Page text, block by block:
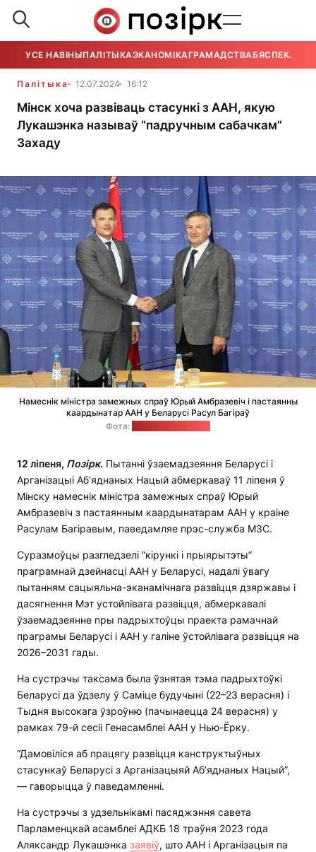
УСЕ НАВІНЫПАЛІТЫКАЭКАНОМІКАГРАМАДСТВАБЯСПЕКА
Палітыка 12.07.2024 16:12
Мінск хоча развіваць стасункі з ААН, якую
Лукашэнка называў “падручным сабачкам”
Захаду
Намеснік міністра замежных спраў Юрый Амбразевіч і пастаянны
каардынатар ААН у Беларусі Расул Багіраў
Фота:
12 ліпеня, Позірк. Пытанні ўзаемадзеяння Беларусі і
Арганізацыі Аб’яднаных Нацый абмеркаваў 11 ліпеня ў
Мінску намеснік міністра замежных спраў Юрый
Амбразевіч з пастаянным каардынатарам ААН у краіне
Расулам Багіравым, паведамляе прэс-служба МЗС.
Суразмоўцы разгледзелі “кірункі і прыярытэты”
праграмнай дзейнасці ААН у Беларусі, надалі ўвагу
пытанням сацыяльна-эканамічнага развіцця дзяржавы і
дасягнення Мэт устойлівага развіцця, абмеркавалі
ўзаемадзеянне пры падрыхтоўцы праекта рамачнай
праграмы Беларусі і ААН у галіне ўстойлівага развіцця на
2026–2031 гады.
На сустрэчы таксама была ўзнятая тэма падрыхтоўкі
Беларусі да ўдзелу ў Саміце будучыні (22–23 верасня) і
Тыдня высокага ўзроўню (пачынаецца 24 верасня) у
рамках 79-й сесіі Генасамблеі ААН у Нью-Ёрку.
“Дамовіліся аб працягу развіцця канструктыўных
стасункаў Беларусі з Арганізацыяй Аб’яднаных Нацый”,
— гаворыцца ў паведамленні.
На сустрэчы з удзельнікамі пасяджэння савета
Парламенцкай асамблеі АДКБ 18 траўня 2023 года
Аляксандр Лукашэнка заявіў, што ААН і Арганізацыя па